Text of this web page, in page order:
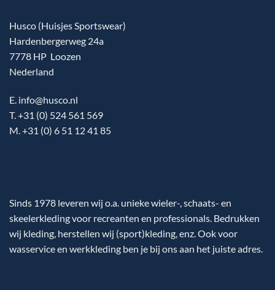
Husco (Huisjes Sportswear)
Hardenbergerweg 24a
7778 HP Loozen
Nederland
E. info@husco.nl
T. +31 (0) 524 561 569
M. +31 (0) 6 51 12 41 85
Sinds 1978 leveren wij o.a. unieke wieler-, schaats- en
skeelerkleding voor recreanten en professionals. Bedrukken
wij kleding, herstellen wij (sport)kleding, enz. Ook voor
wasservice en werkkleding ben je bij ons aan het juiste adres.